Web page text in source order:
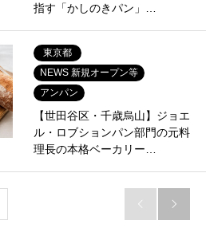
指す「かしのきパン」…
東京都
NEWS 新規オープン等
アンパン
【世田谷区・千歳烏山】ジョエ
ル・ロブションパン部門の元料
理長の本格ベーカリー…
 